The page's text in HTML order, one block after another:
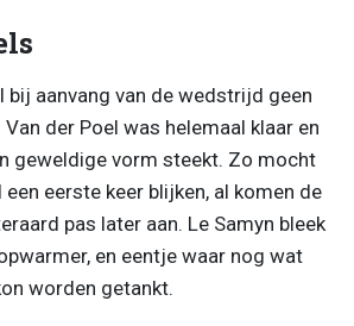
bij aanvang van de wedstrijd geen
der Poel was helemaal klaar en
geweldige vorm steekt. Zo mocht
een eerste keer blijken, al komen de
pas later aan. Le Samyn bleek
en eentje waar nog wat
worden getankt.